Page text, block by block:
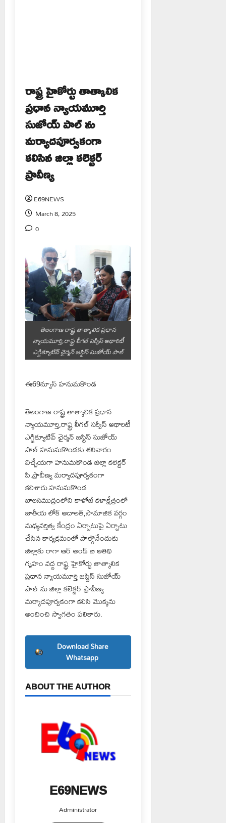
రాష్ట్ర హైకోర్టు తాత్కాలిక
ప్రధాన న్యాయమూర్తి
సుజోయ్ పాల్ ను
మర్యాదపూర్వకంగా
కలిసిన జిల్లా కలెక్టర్
ప్రావీణ్య
E69NEWS
March 8, 2025
0
తెలంగాణ రాష్ట్ర తాత్కాలిక ప్రధాన
న్యాయమూర్తి,రాష్ట్ర లీగల్ సర్వీస్ అథారిటీ
ఎగ్జిక్యూటివ్ ఛైర్మన్ జస్టిస్ సుజోయ్ పాల్
ఈ69న్యూస్ హనుమకొండ
తెలంగాణ రాష్ట్ర తాత్కాలిక ప్రధాన
న్యాయమూర్తి,రాష్ట్ర లీగల్ సర్వీస్ అథారిటీ
ఎగ్జిక్యూటివ్ ఛైర్మన్ జస్టిస్ సుజోయ్
పాల్ హనుమకొండకు శనివారం
విచ్చేయగా హనుమకొండ జిల్లా కలెక్టర్
పి.ప్రావీణ్య మర్యాదపూర్వకంగా
కలిశారు.హనుమకొండ
బాలసముద్రంలోని కాళోజీ కళాక్షేత్రంలో
జాతీయ లోక్ అదాలత్,సామాజిక వర్గం
మధ్యవర్తిత్వ కేంద్రం ఏర్పాటుపై ఏర్పాటు
చేసిన కార్యక్రమంలో పాల్గొనేందుకు
జిల్లాకు రాగా ఆర్ అండ్ బి అతిథి
గృహం వద్ద రాష్ట్ర హైకోర్టు తాత్కాలిక
ప్రధాన న్యాయమూర్తి జస్టిస్ సుజోయ్
పాల్ ను జిల్లా కలెక్టర్ ప్రావీణ్య
మర్యాదపూర్వకంగా కలిసి మొక్కను
అందించి స్వాగతం పలికారు.
Download Share
Whatsapp
ABOUT THE AUTHOR
E69NEWS
Administrator